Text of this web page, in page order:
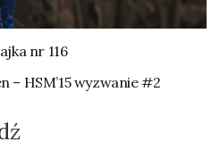
nr 116
HSM’15 wyzwanie #2